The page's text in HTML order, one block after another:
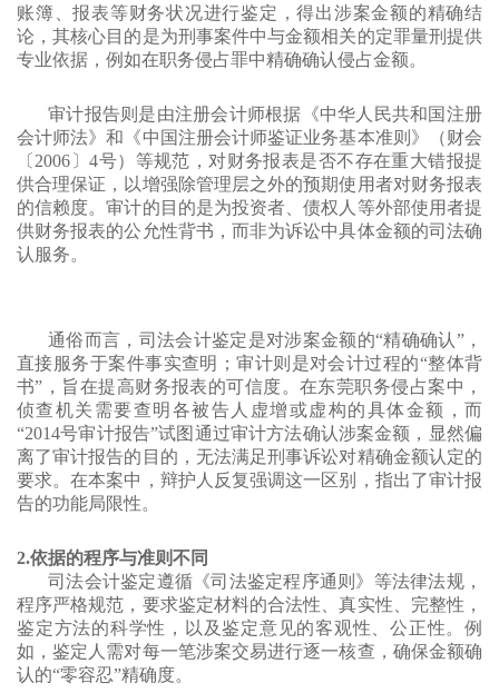
账簿、报表等财务状况进行鉴定，得出涉案金额的精确结
论，其核心目的是为刑事案件中与金额相关的定罪量刑提供
专业依据，例如在职务侵占罪中精确确认侵占金额。
审计报告则是由注册会计师根据《中华人民共和国注册
会计师法》和《中国注册会计师鉴证业务基本准则》（财会
〔2006〕4号）等规范，对财务报表是否不存在重大错报提
供合理保证，以增强除管理层之外的预期使用者对财务报表
的信赖度。审计的目的是为投资者、债权人等外部使用者提
供财务报表的公允性背书，而非为诉讼中具体金额的司法确
认服务。
通俗而言，司法会计鉴定是对涉案金额的“精确确认”，
直接服务于案件事实查明；审计则是对会计过程的“整体背
书”，旨在提高财务报表的可信度。在东莞职务侵占案中，
侦查机关需要查明各被告人虚增或虚构的具体金额，而
“2014号审计报告”试图通过审计方法确认涉案金额，显然偏
离了审计报告的目的，无法满足刑事诉讼对精确金额认定的
要求。在本案中，辩护人反复强调这一区别，指出了审计报
告的功能局限性。
2.依据的程序与准则不同
司法会计鉴定遵循《司法鉴定程序通则》等法律法规，
程序严格规范，要求鉴定材料的合法性、真实性、完整性，
鉴定方法的科学性，以及鉴定意见的客观性、公正性。例
如，鉴定人需对每一笔涉案交易进行逐一核查，确保金额确
认的“零容忍”精确度。